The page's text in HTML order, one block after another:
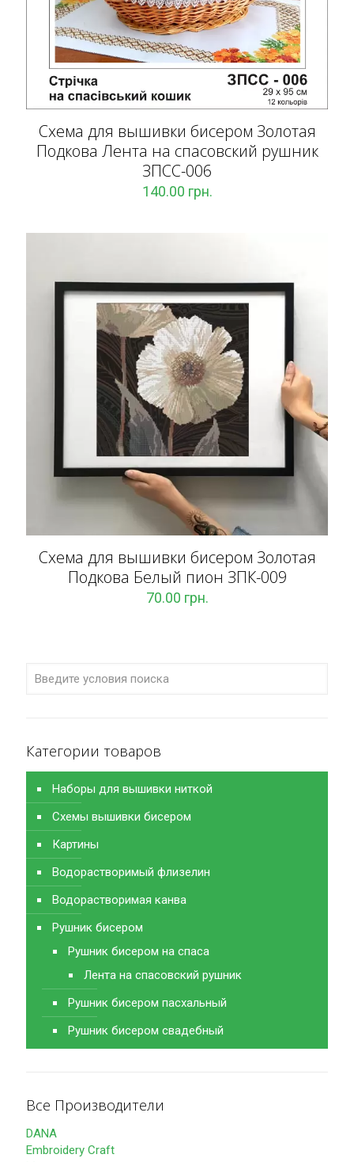
Схема для вышивки бисером Золотая
Подкова Лента на спасовский рушник
ЗПCC-006
140.00 грн.
Схема для вышивки бисером Золотая
Подкова Белый пион ЗПК-009
70.00 грн.
Категории товаров
Наборы для вышивки ниткой
Схемы вышивки бисером
Картины
Водорастворимый флизелин
Водорастворимая канва
Рушник бисером
Рушник бисером на спаса
Лента на спасовский рушник
Рушник бисером пасхальный
Рушник бисером свадебный
Все Производители
DANA
Embroidery Craft